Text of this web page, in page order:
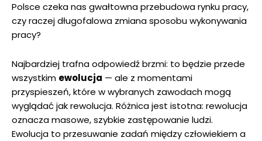
Polsce czeka nas gwałtowna przebudowa rynku pracy,
czy raczej długofalowa zmiana sposobu wykonywania
pracy?
Najbardziej trafna odpowiedź brzmi: to będzie przede
wszystkim ewolucja — ale z momentami
przyspieszeń, które w wybranych zawodach mogą
wyglądać jak rewolucja. Różnica jest istotna: rewolucja
oznacza masowe, szybkie zastępowanie ludzi.
Ewolucja to przesuwanie zadań między człowiekiem a